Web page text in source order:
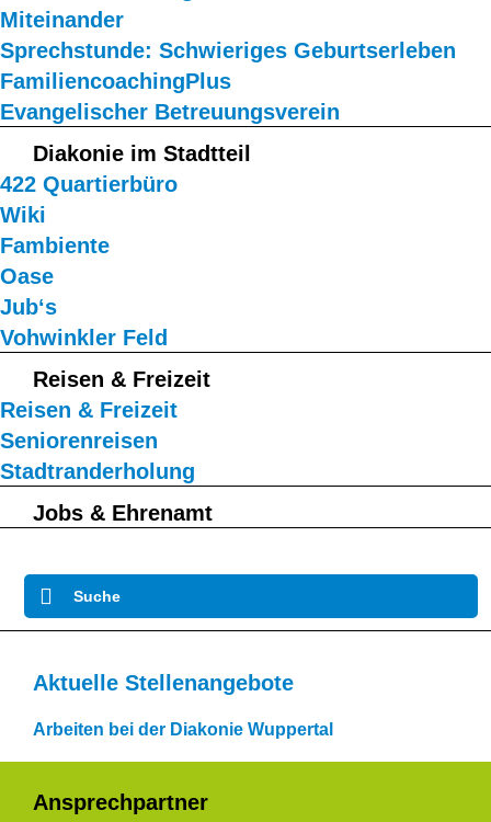
Miteinander
Sprechstunde: Schwieriges Geburtserleben
FamiliencoachingPlus
Evangelischer Betreuungsverein
Diakonie im Stadtteil
422 Quartierbüro
Wiki
Fambiente
Oase
Jub‘s
Vohwinkler Feld
Reisen & Freizeit
Reisen & Freizeit
Seniorenreisen
Stadtranderholung
Jobs & Ehrenamt
Suche
Aktuelle Stellenangebote
Arbeiten bei der Diakonie Wuppertal
Ansprechpartner